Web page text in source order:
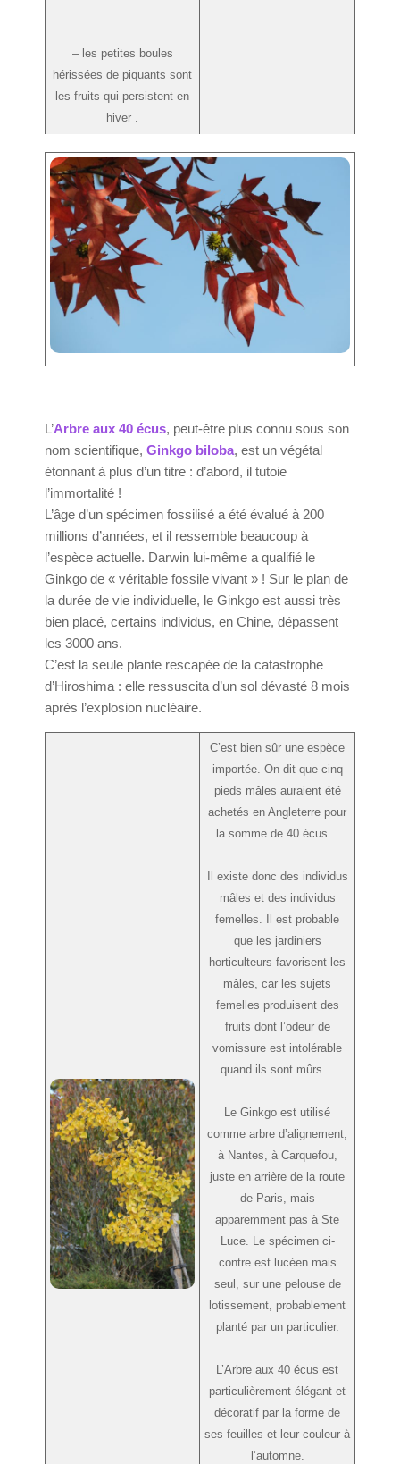
– les petites boules
hérissées de piquants sont
les fruits qui persistent en
hiver .
L’Arbre aux 40 écus, peut-être plus connu sous son
nom scientifique, Ginkgo biloba, est un végétal
étonnant à plus d’un titre : d’abord, il tutoie
l’immortalité !
L’âge d’un spécimen fossilisé a été évalué à 200
millions d’années, et il ressemble beaucoup à
l’espèce actuelle. Darwin lui-même a qualifié le
Ginkgo de « véritable fossile vivant » ! Sur le plan de
la durée de vie individuelle, le Ginkgo est aussi très
bien placé, certains individus, en Chine, dépassent
les 3000 ans.
C’est la seule plante rescapée de la catastrophe
d’Hiroshima : elle ressuscita d’un sol dévasté 8 mois
après l’explosion nucléaire.
C’est bien sûr une espèce
importée. On dit que cinq
pieds mâles auraient été
achetés en Angleterre pour
la somme de 40 écus…
Il existe donc des individus
mâles et des individus
femelles. Il est probable
que les jardiniers
horticulteurs favorisent les
mâles, car les sujets
femelles produisent des
fruits dont l’odeur de
vomissure est intolérable
quand ils sont mûrs…
Le Ginkgo est utilisé
comme arbre d’alignement,
à Nantes, à Carquefou,
juste en arrière de la route
de Paris, mais
apparemment pas à Ste
Luce. Le spécimen ci-
contre est lucéen mais
seul, sur une pelouse de
lotissement, probablement
planté par un particulier.
L’Arbre aux 40 écus est
particulièrement élégant et
décoratif par la forme de
ses feuilles et leur couleur à
l’automne.